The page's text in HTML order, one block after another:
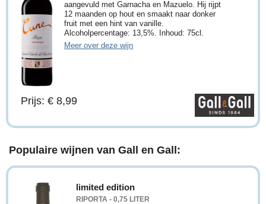
aangevuld met Garnacha en Mazuelo. Hij rijpt
12 maanden op hout en smaakt naar donker
fruit met een hint van vanille.
Alcoholpercentage: 13,5%. Inhoud: 75cl.
Meer over deze wijn
Prijs: € 8,99
Populaire wijnen van Gall en Gall:
limited edition
RIPORTA - 0,75 LITER